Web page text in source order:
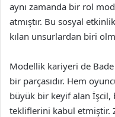
aynı zamanda bir rol
atmıştır. Bu sosyal
kılan unsurlardan biri
Modellik kariyeri de
bir parçasıdır. Hem
büyük bir keyif alan İşcil,
tekliflerini kabul etmiştir.